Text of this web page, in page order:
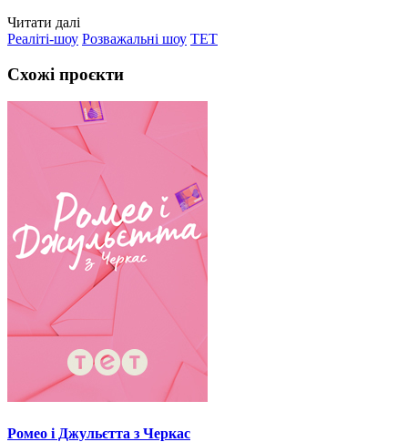
Читати далі
Реаліті-шоу Розважальні шоу ТЕТ
Схожі проєкти
Ромео і Джульєтта з Черкас